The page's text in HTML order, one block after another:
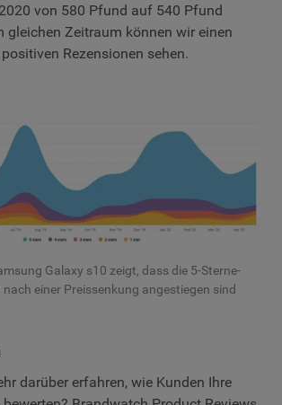
von 580 Pfund auf 540 Pfund
gleichen Zeitraum können wir einen
Rezensionen sehen.
Galaxy s10 zeigt, dass die 5-Sterne-
einer Preissenkung angestiegen sind
darüber erfahren, wie Kunden Ihre